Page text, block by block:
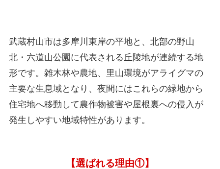
武蔵村山市は多摩川東岸の平地と、北部の野山
北・六道山公園に代表される丘陵地が連続する地
形です。雑木林や農地、里山環境がアライグマの
主要な生息域となり、夜間にはこれらの緑地から
住宅地へ移動して農作物被害や屋根裏への侵入が
発生しやすい地域特性があります。
【選ばれる理由①】